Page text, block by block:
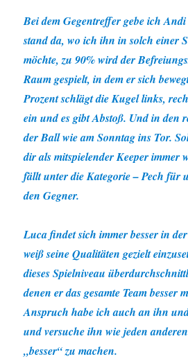
Bei dem Gegentreffer gebe ich
stand da, wo ich ihn in solch einer
möchte, zu 90% wird der
Raum gespielt, in dem er sich
Prozent schlägt die Kugel links,
ein und es gibt Abstoß. Und in den
der Ball wie am Sonntag ins Tor.
dir als mitspielender Keeper immer
fällt unter die Kategorie – Pech für
den Gegner.
Luca findet sich immer besser in
weiß seine Qualitäten gezielt
dieses Spielniveau
denen er das gesamte Team besser
Anspruch habe ich auch an ihn
und versuche ihn wie jeden
„besser“ zu machen.